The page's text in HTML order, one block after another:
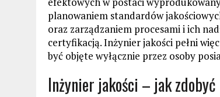
planowaniem standardów
oraz zarządzaniem procesami i ich
certyfikacją. Inżynier jakości pełni
być objęte wyłącznie przez osoby
Inżynier jakości – jak